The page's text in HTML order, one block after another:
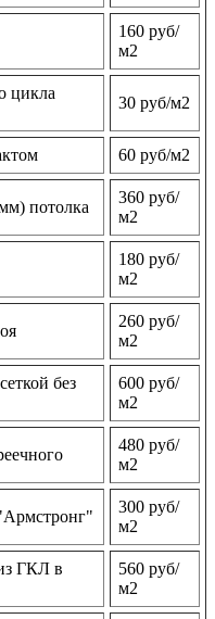
160 руб/
м2
цикла
30 руб/м2
60 руб/м2
потолка
360 руб/
м2
180 руб/
м2
260 руб/
м2
без
600 руб/
м2
480 руб/
м2
300 руб/
м2
ГКЛ в
560 руб/
м2